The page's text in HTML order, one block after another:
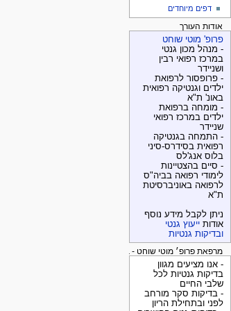
דפים מיוחדים
אודות העורך
פרופ' מוטי שוחט
- מנהל מכון גנטי
במרכז רפואי רבין
ושניידר
- פרופסור לרפואת
ילדים וגנטיקה רפואית
באונ' ת"א
- מומחה ברפואת
ילדים במרכז רפואי
שניידר
- התמחה בגנטיקה
רפואית בסידרס-סיני
בלוס אנג'לס
- סיים בהצטיינות
לימודי רפואה בביה"ס
לרפואה באוניברסיטת
ת"א
ניתן לקבל מידע נוסף
אודות ייעוץ גנטי
ובדיקות גנטיות
מרפאת פרופ׳ מוטי שוחט - בדיקות גנטיות
- אנו מציעים מגוון
בדיקות גנטיות לכל
שלבי החיים
- בדיקות סקר מורחב
לפני ובתחילת הריון